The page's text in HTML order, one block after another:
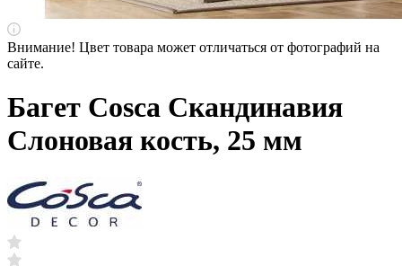
Внимание! Цвет товара может отличаться от фотографий на
сайте.
Багет Cosca Скандинавия
Слоновая кость, 25 мм